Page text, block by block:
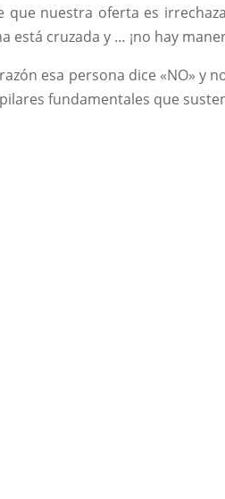
que nuestra oferta es
está cruzada y … ¡no hay
esa persona dice «NO» y
fundamentales que